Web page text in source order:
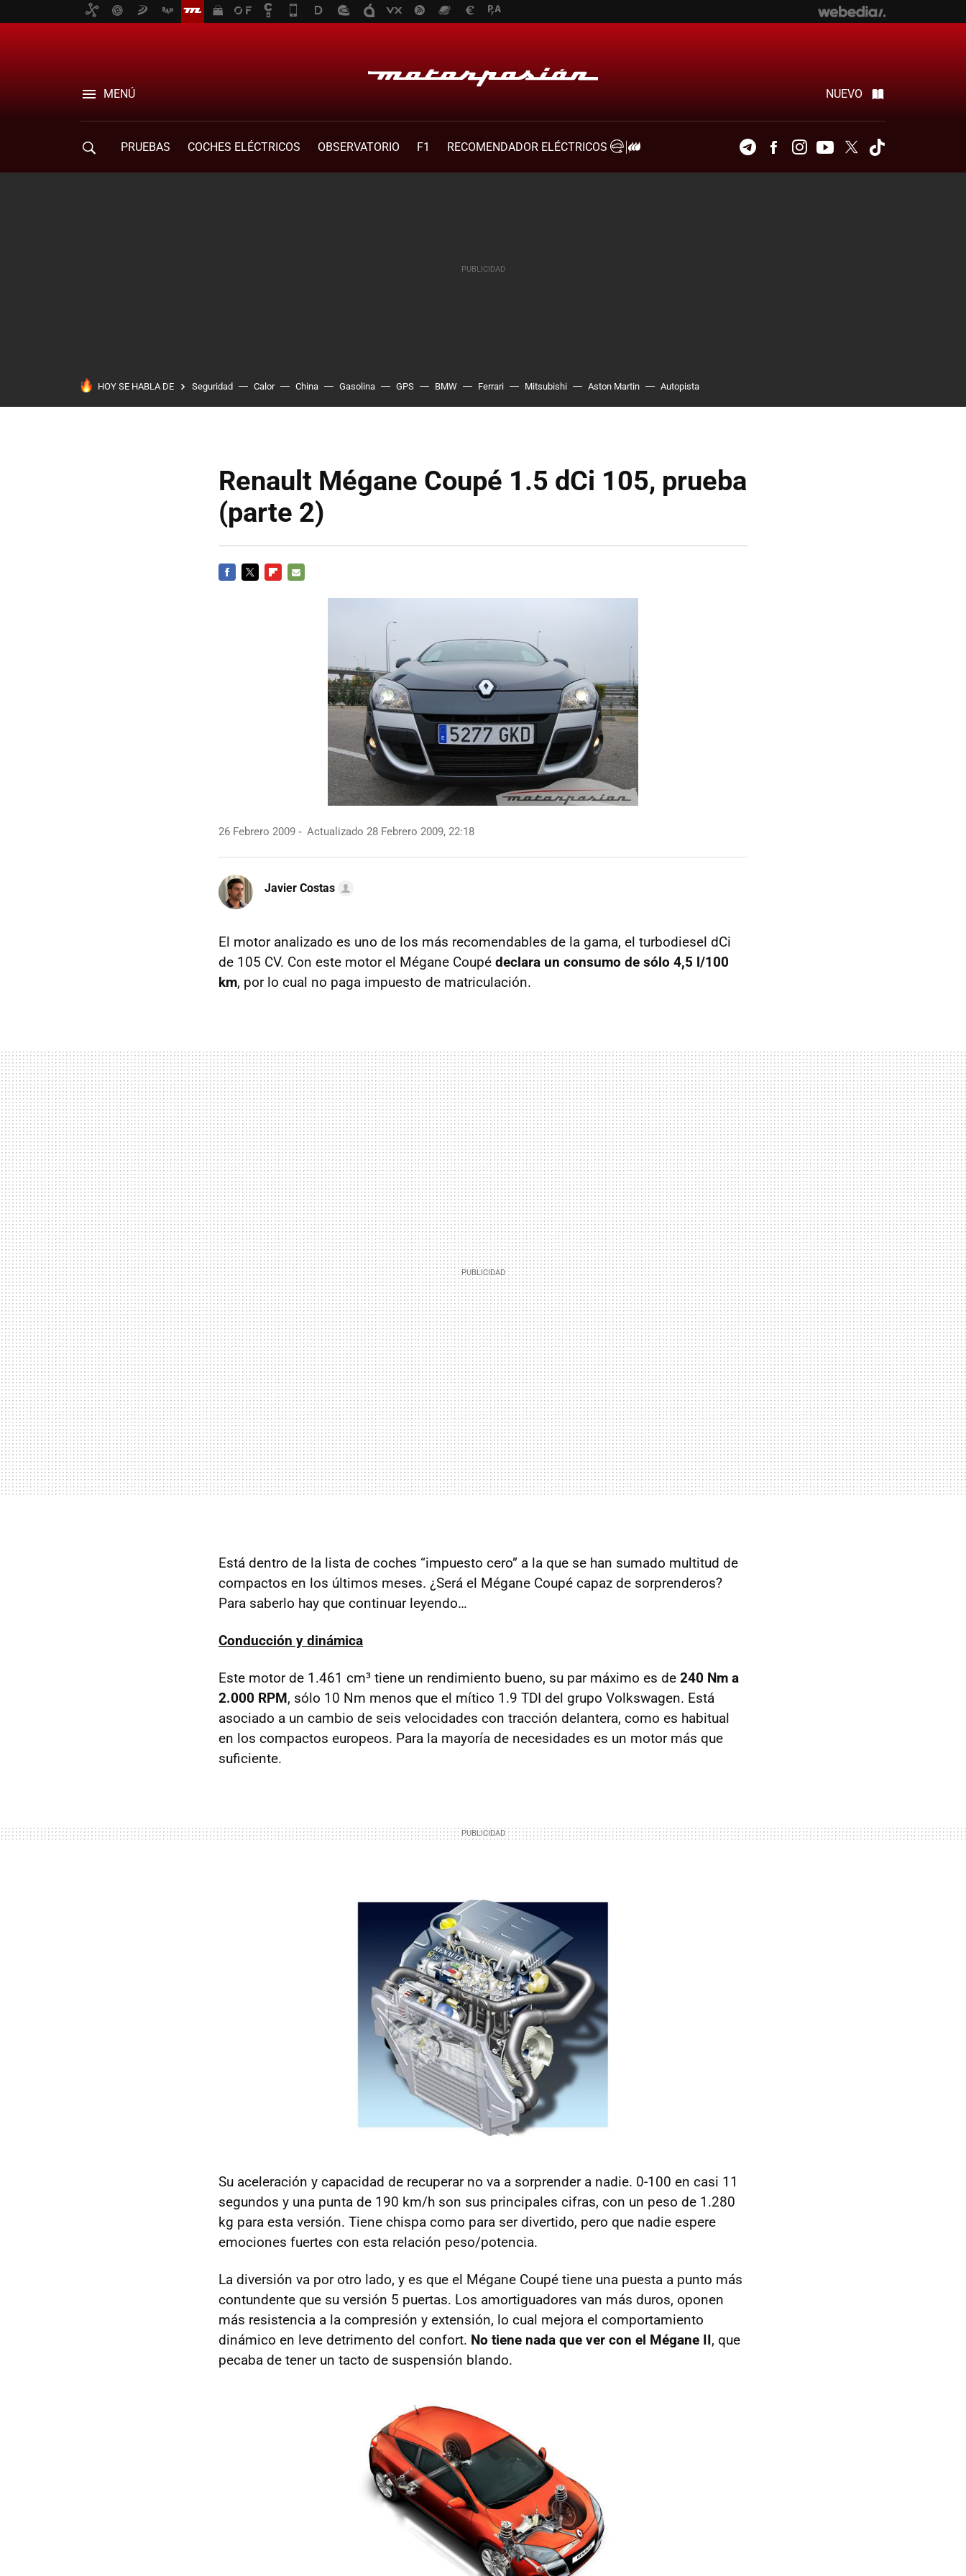
MENÚ NUEVO
PRUEBAS COCHES ELÉCTRICOS OBSERVATORIO F1
RECOMENDADOR ELÉCTRICOS
TelegramFacebookInstagramYoutubeTwitter
HOY SE HABLA DE Seguridad Calor China Gasolina GPS BMW Ferrari Mitsubishi Aston Martin Autopista
Renault Mégane Coupé 1.5 dCi 105, prueba
(parte 2)
26 Febrero 2009 Actualizado 28 Febrero 2009, 22:18
Javier Costas
El motor analizado es uno de los más recomendables de la gama, el turbodiesel dCi
de 105 CV. Con este motor el Mégane Coupé declara un consumo de sólo 4,5 l/100
km, por lo cual no paga impuesto de matriculación.
Está dentro de la lista de coches “impuesto cero” a la que se han sumado multitud de
compactos en los últimos meses. ¿Será el Mégane Coupé capaz de sorprenderos?
Para saberlo hay que continuar leyendo…
Conducción y dinámica
Este motor de 1.461 cm³ tiene un rendimiento bueno, su par máximo es de 240 Nm a
2.000 RPM, sólo 10 Nm menos que el mítico 1.9 TDI del grupo Volkswagen. Está
asociado a un cambio de seis velocidades con tracción delantera, como es habitual
en los compactos europeos. Para la mayoría de necesidades es un motor más que
suficiente.
Su aceleración y capacidad de recuperar no va a sorprender a nadie. 0-100 en casi 11
segundos y una punta de 190 km/h son sus principales cifras, con un peso de 1.280
kg para esta versión. Tiene chispa como para ser divertido, pero que nadie espere
emociones fuertes con esta relación peso/potencia.
La diversión va por otro lado, y es que el Mégane Coupé tiene una puesta a punto más
contundente que su versión 5 puertas. Los amortiguadores van más duros, oponen
más resistencia a la compresión y extensión, lo cual mejora el comportamiento
dinámico en leve detrimento del confort. No tiene nada que ver con el Mégane II, que
pecaba de tener un tacto de suspensión blando.